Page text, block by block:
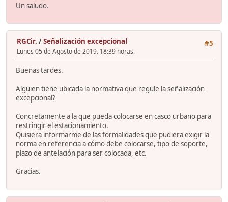
Un saludo.
#5
RGCir. /Señalización excepcional
Lunes 05 de Agosto de 2019. 18:39 horas.
Buenas tardes.
Alguien tiene ubicada la normativa que regule la señalización
excepcional?
Concretamente a la que pueda colocarse en casco urbano para
restringir el estacionamiento.
Quisiera informarme de las formalidades que pudiera exigir la
norma en referencia a cómo debe colocarse, tipo de soporte,
plazo de antelación para ser colocada, etc.
Gracias.